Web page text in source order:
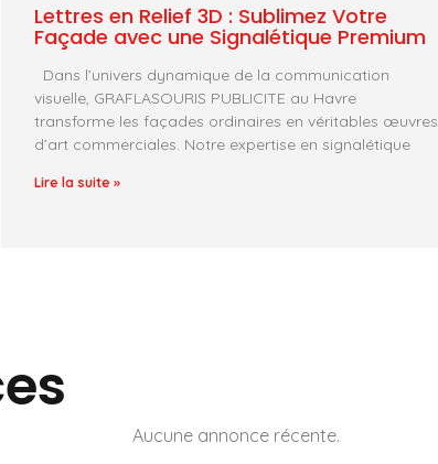
Lettres en Relief 3D : Sublimez Votre
Façade avec une Signalétique Premium
Dans l’univers dynamique de la communication
visuelle, GRAFLASOURIS PUBLICITE au Havre
transforme les façades ordinaires en véritables œuvres
d’art commerciales. Notre expertise en signalétique
Lire la suite »
Aucune annonce récente.